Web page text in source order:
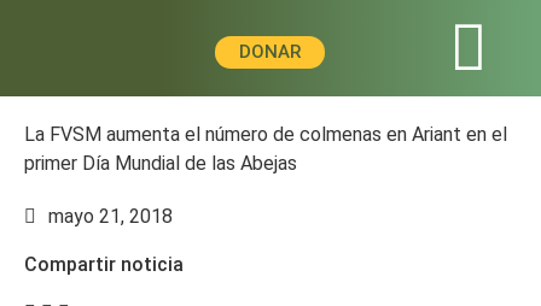
DONAR
La FVSM aumenta el número de colmenas en Ariant en el
primer Día Mundial de las Abejas
mayo 21, 2018
Compartir noticia